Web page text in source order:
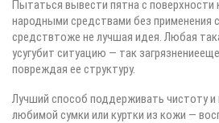
Пытаться вывести пятна с
народными средствами без применения
средствтоже не лучшая идея. Любая
усугубит ситуацию — так
повреждая ее структуру.
Лучший способ поддерживать чистоту
любимой сумки или куртки из кожи —